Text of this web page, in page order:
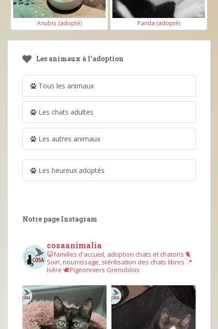
Anubis (adopté) Panda (adopté)
Les animaux à l’adoption
Tous les animaux
Les chats adultes
Les autres animaux
Les heureux adoptés
Notre page Instagram
cosaanimalia
😺familles d'accueil, adoption chats et chatons 🐈
Soin, nourrissage, stérilisation des chats libres 📍
Isère 🕊︎Pigeonniers Grenoblois